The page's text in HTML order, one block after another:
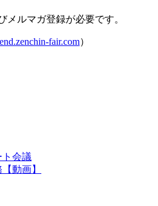
ルマガ登録が必要です。
fair.com）
ト会議
動画】